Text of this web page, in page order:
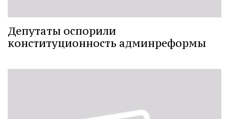
Депутаты оспорили
конституционность админреформы